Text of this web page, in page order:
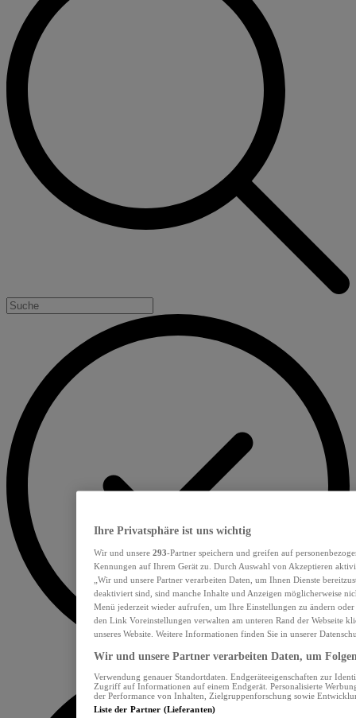
Ihre Privatsphäre ist uns wichtig
Wir und unsere 293-Partner speichern und greifen auf
Kennungen auf Ihrem Gerät zu. Durch Auswahl von Akzeptieren
„Wir und unsere Partner verarbeiten Daten, um Ihnen Dienste
deaktiviert sind, sind manche Inhalte und Anzeigen möglicherweise
Menü jederzeit wieder aufrufen, um Ihre Einstellungen zu ändern
den Link Voreinstellungen verwalten am unteren Rand der Webseite
unseres Website. Weitere Informationen finden Sie in unserer
Wir und unsere Partner verarbeiten Daten, um
Verwendung genauer Standortdaten. Endgeräteeigenschaften zur
Zugriff auf Informationen auf einem Endgerät. Personalisierte
der Performance von Inhalten, Zielgruppenforschung sowie
Liste der Partner (Lieferanten)